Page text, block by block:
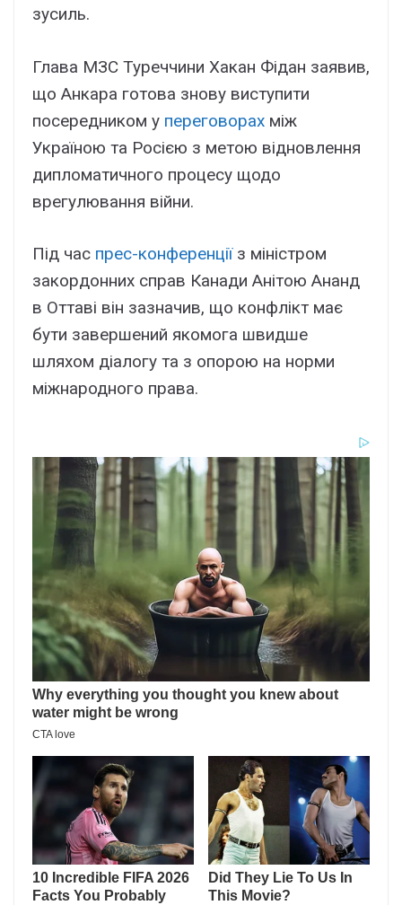
зусиль.
Глава МЗС Туреччини Хакан Фідан заявив,
що Анкара готова знову виступити
посередником у переговорах між
Україною та Росією з метою відновлення
дипломатичного процесу щодо
врегулювання війни.
Під час прес-конференціїз міністром
закордонних справ Канади Анітою Ананд
в Оттаві він зазначив, що конфлікт має
бути завершений якомога швидше
шляхом діалогу та з опорою на норми
міжнародного права.